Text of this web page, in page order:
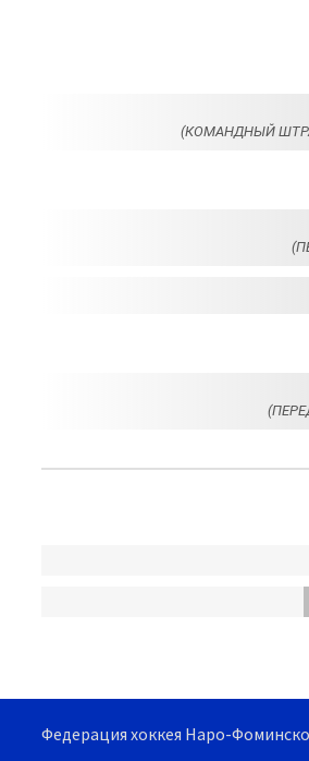
(КОМАНДНЫЙ
Федерация хоккея Наро-